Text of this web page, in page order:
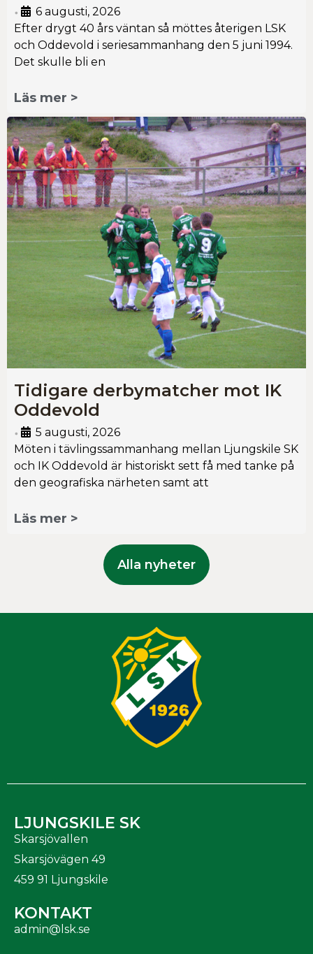
•
6 augusti, 2026
Efter drygt 40 års väntan så möttes återigen LSK
och Oddevold i seriesammanhang den 5 juni 1994.
Det skulle bli en
Läs mer >
Tidigare derbymatcher mot IK
Oddevold
•
5 augusti, 2026
Möten i tävlingssammanhang mellan Ljungskile SK
och IK Oddevold är historiskt sett få med tanke på
den geografiska närheten samt att
Läs mer >
Alla nyheter
LJUNGSKILE SK
Skarsjövallen
Skarsjövägen 49
459 91 Ljungskile
KONTAKT
admin@lsk.se